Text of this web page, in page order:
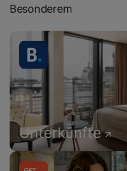
Besonderem
Unterkünfte